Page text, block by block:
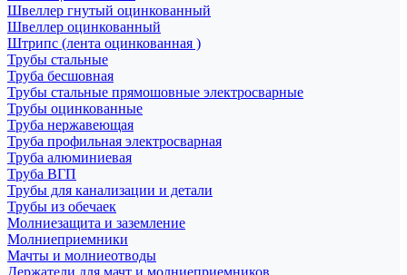
Швеллер гнутый оцинкованный
Швеллер оцинкованный
Штрипс (лента оцинкованная )
Трубы стальные
Труба бесшовная
Трубы стальные прямошовные электросварные
Трубы оцинкованные
Труба нержавеющая
Труба профильная электросварная
Труба алюминиевая
Труба ВГП
Трубы для канализации и детали
Трубы из обечаек
Молниезащита и заземление
Молниеприемники
Мачты и молниеотводы
Держатели для мачт и молниеприемников